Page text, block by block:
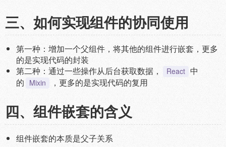
三、如何实现组件的协同使用
第一种：增加一个父组件，将其他的组件进行嵌套，更多
的是实现代码的封装
第二种：通过一些操作从后台获取数据，
React 中
的 Mixin ，更多的是实现代码的复用
四、组件嵌套的含义
组件嵌套的本质是父子关系